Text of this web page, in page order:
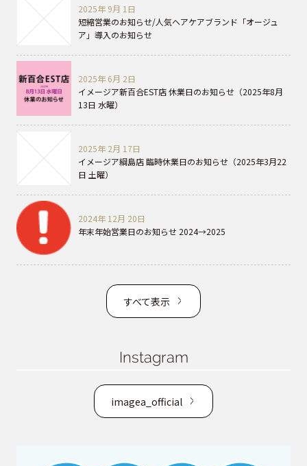
2025年 9月 1日
短縮営業のお知らせ/人気ヘアケアブランド「オージュ
ア」導入のお知らせ
2025年 6月 2日
イメージア新百合EST店 休業日のお知らせ（2025年8月
13日 水曜）
2025年 2月 17日
イメージア綱島店 臨時休業日のお知らせ（2025年3月22
日 土曜）
2024年 12月 20日
年末年始営業日のお知らせ 2024→2025
すべて表示
Instagram
imagea_official